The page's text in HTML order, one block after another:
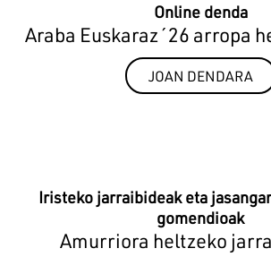
Online denda
Araba Euskaraz´26 arropa
JOAN DENDARA
Iristeko jarraibideak eta
gomendioak
Amurriora heltzeko